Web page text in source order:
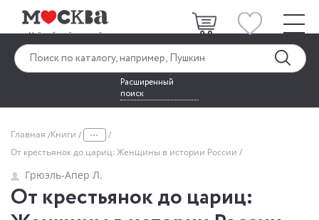
Расширенный
поиск
Главная Книги ...
От крестьянок до цариц: Женщины в истории России
Грюэль-Апер Л.
От крестьянок до цариц: